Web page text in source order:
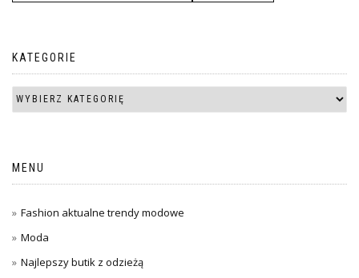
KATEGORIE
MENU
Fashion aktualne trendy modowe
Moda
Najlepszy butik z odzieżą